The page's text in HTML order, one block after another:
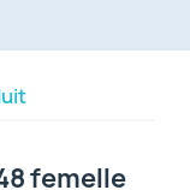
femelle